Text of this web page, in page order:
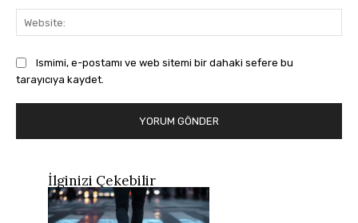
Ismimi, e-postamı ve web sitemi bir dahaki sefere bu
tarayıcıya kaydet.
İlginizi Çekebilir